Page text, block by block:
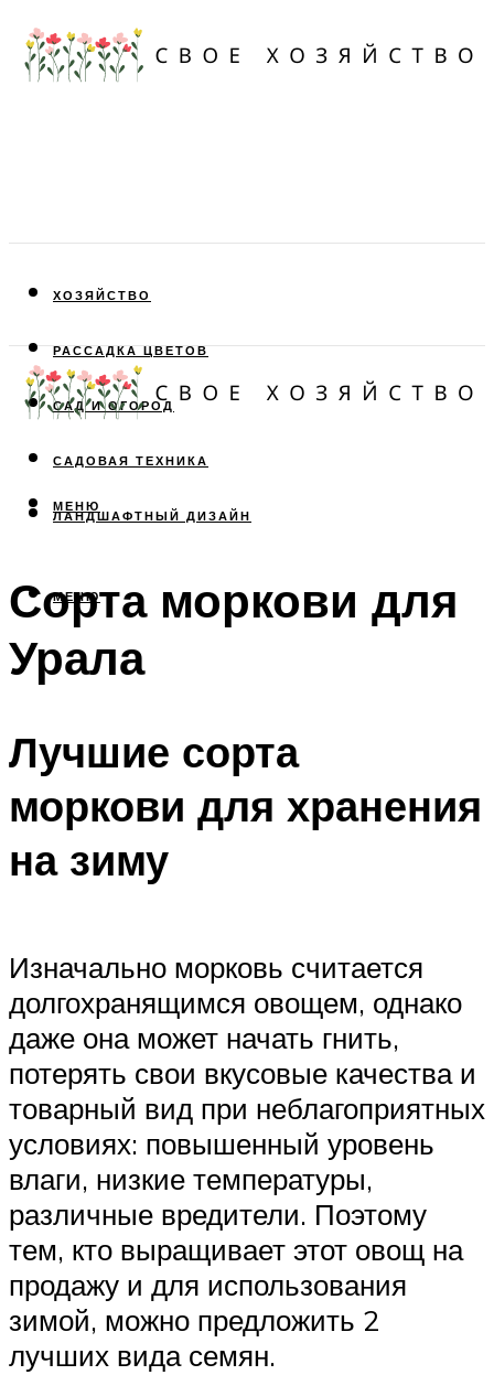
ХОЗЯЙСТВО
РАССАДКА ЦВЕТОВ
САД И ОГОРОД
САДОВАЯ ТЕХНИКА
ЛАНДШАФТНЫЙ ДИЗАЙН
МЕНЮ
МЕНЮ
Сорта моркови для
Урала
Лучшие сорта
моркови для хранения
на зиму
Изначально морковь считается
долгохранящимся овощем, однако
даже она может начать гнить,
потерять свои вкусовые качества и
товарный вид при неблагоприятных
условиях: повышенный уровень
влаги, низкие температуры,
различные вредители. Поэтому
тем, кто выращивает этот овощ на
продажу и для использования
зимой, можно предложить 2
лучших вида семян.